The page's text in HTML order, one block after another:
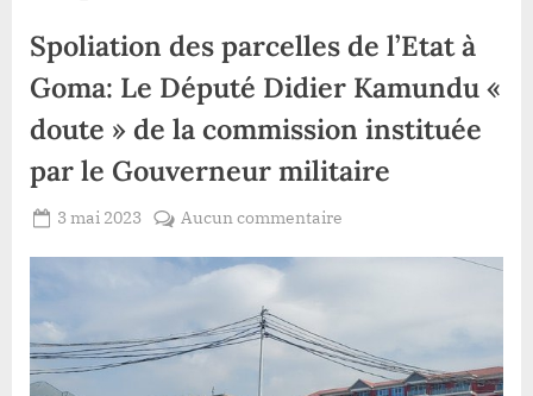
Spoliation des parcelles de l’Etat à
Goma: Le Député Didier Kamundu «
doute » de la commission instituée
par le Gouverneur militaire
Posted
3 mai 2023
Lacloche
Aucun commentaire
l’Etat
à